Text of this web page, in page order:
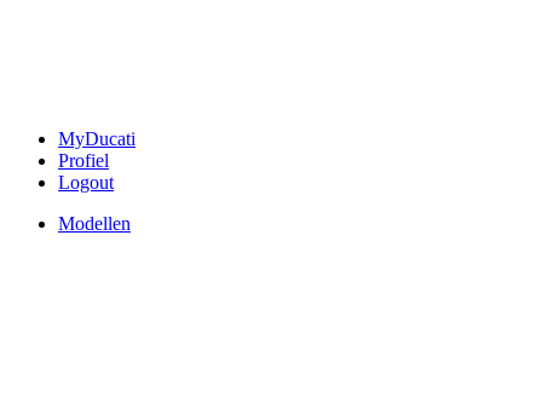
MyDucati
Profiel
Logout
Modellen